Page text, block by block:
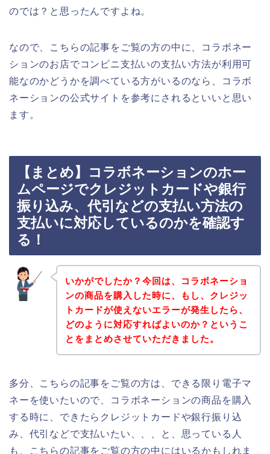
のでは？と思ったんですよね。
なので、こちらの記事をご覧の方の中に、コラボネー
ションのお店でコンビニ支払いの支払い方法が利用可
能なのかどうかを調べている方がいるのなら、コラボ
ネーションの公式サイトを参考にされるといいと思い
ます。
【まとめ】コラボネーションのホー
ムページでクレジットカードや銀行
振り込み、代引などの支払い方法の
支払いに対応しているのかを確認す
る！
いかがでしたか？今回は、コラボネーショ
ンの商品を購入した時に、もし、クレジッ
トカードが使えないエラーが発生したら、
どのように対応すればよいのか？というこ
とをまとめさせていただきました。
多分、こちらの記事をご覧の方は、できる限り電子マ
ネーを使いたいので、コラボネーションの商品を購入
する時に、できたらクレジットカードや銀行振り込
み、代引などで支払いたい、、、と、思っている人
も、こちらの記事をご覧の方の中にはいるかもしれま